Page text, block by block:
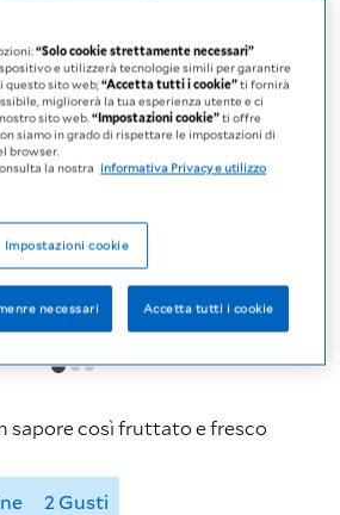
sapore così fruttato e fresco
2 Gusti
“Solo cookie strettamente necessari”
e utilizzerà tecnologie simili per garantire
questo sito web;“Accetta tutti i cookie”ti fornirà
migliorerà la tua esperienza utente e ci
sito web.“Impostazioni cookie”ti offre
siamo in grado di rispettare le impostazioni di
browser.
la nostra informativa Privacy e utilizzo
Impostazioni cookie
necessari Accetta tutti i cookie